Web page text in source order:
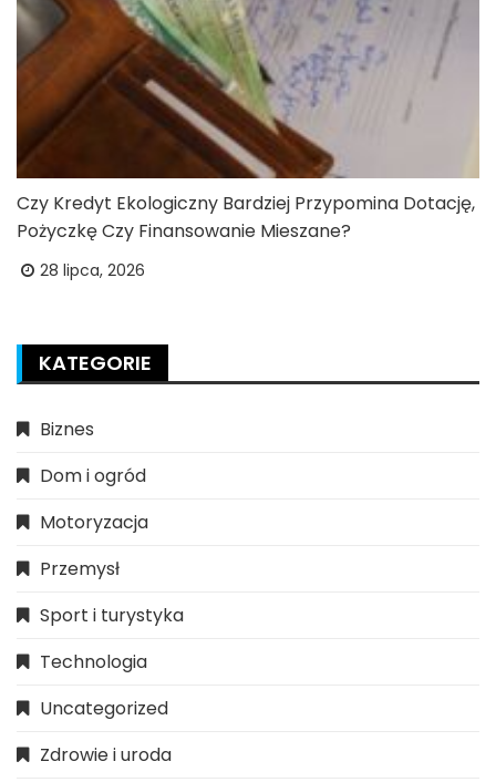
Czy Kredyt Ekologiczny Bardziej Przypomina Dotację,
Pożyczkę Czy Finansowanie Mieszane?
28 lipca, 2026
KATEGORIE
Biznes
Dom i ogród
Motoryzacja
Przemysł
Sport i turystyka
Technologia
Uncategorized
Zdrowie i uroda